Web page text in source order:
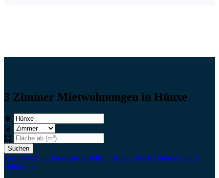
3 Zimmer Mietwohnungen in Hünxe
Suchen
Kostenlose Suchanzeige erstellen Lieber kaufen? Immobilien in
Hünxe →